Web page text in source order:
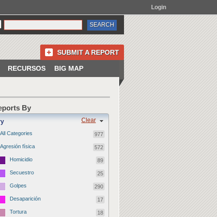
Login
SUBMIT A REPORT
RECURSOS BIG MAP
By
Clear
All Categories 977
Agresión física 572
Homicidio 89
Secuestro 25
Golpes 290
Desaparición 17
Tortura 18